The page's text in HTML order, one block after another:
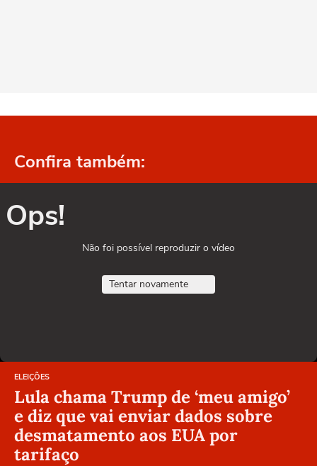
Confira também:
Ops!
Não foi possível reproduzir o vídeo
Tentar novamente
ELEIÇÕES
Lula chama Trump de ‘meu amigo’
e diz que vai enviar dados sobre
desmatamento aos EUA por
tarifaço